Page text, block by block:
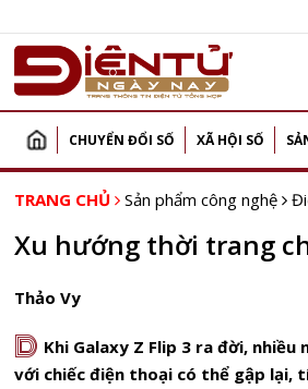
CHUYỂN ĐỔI SỐ XÃ HỘI SỐ
TRANG CHỦ Sản phẩm công nghệ
Xu hướng thời trang
Thảo Vy
D Khi Galaxy Z Flip 3 ra đời,
với chiếc điện thoại có thể gập lại,